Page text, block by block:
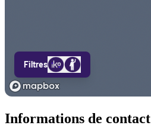
Informations de contact